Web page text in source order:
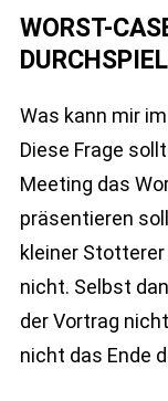
WORST-
Was kann mir
Diese Frage
Meeting das
präsentieren
kleiner
nicht. Selbst
der Vortrag
nicht das Ende